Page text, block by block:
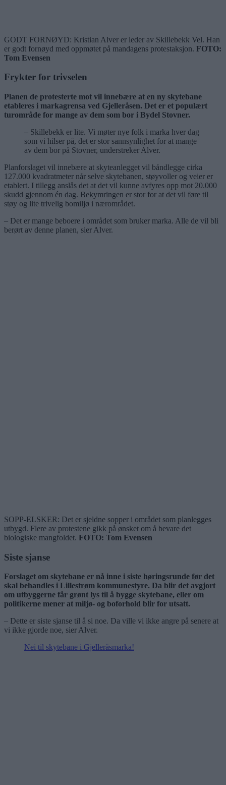
GODT FORNØYD: Kristian Alver er leder av Skillebekk Vel. Han
er godt fornøyd med oppmøtet på mandagens protestaksjon. FOTO:
Tom Evensen
Frykter for trivselen
Planen de protesterte mot vil innebære at en ny skytebane
etableres i markagrensa ved Gjelleråsen. Det er et populært
turområde for mange av dem som bor i Bydel Stovner.
– Skillebekk er lite. Vi møter nye folk i marka hver dag
som vi hilser på, det er stor sannsynlighet for at mange
av dem bor på Stovner, understreker Alver.
Planforslaget vil innebære at skyteanlegget vil båndlegge cirka
127.000 kvadratmeter når selve skytebanen, støyvoller og veier er
etablert. I tillegg anslås det at det vil kunne avfyres opp mot 20.000
skudd gjennom én dag. Bekymringen er stor for at det vil føre til
støy og lite trivelig bomiljø i nærområdet.
– Det er mange beboere i området som bruker marka. Alle de vil bli
berørt av denne planen, sier Alver.
SOPP-ELSKER: Det er sjeldne sopper i området som planlegges
utbygd. Flere av protestene gikk på ønsket om å bevare det
biologiske mangfoldet. FOTO: Tom Evensen
Siste sjanse
Forslaget om skytebane er nå inne i siste høringsrunde før det
skal behandles i Lillestrøm kommunestyre. Da blir det avgjort
om utbyggerne får grønt lys til å bygge skytebane, eller om
politikerne mener at miljø- og boforhold blir for utsatt.
– Dette er siste sjanse til å si noe. Da ville vi ikke angre på senere at
vi ikke gjorde noe, sier Alver.
Nei til skytebane i Gjelleråsmarka!